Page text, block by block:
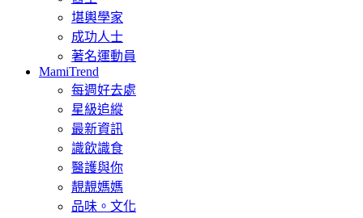
堪輿學家
成功人士
著名運動員
MamiTrend
每週好去處
星級追縱
最新資訊
識飲識食
醫護與你
靚靚媽媽
品味。文化